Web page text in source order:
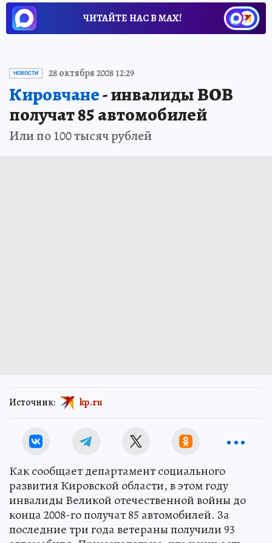
ЧИТАЙТЕ НАС В МАХ!
НОВОСТИ 28 октября 2008 12:29
Кировчане- инвалиды ВОВ
получат 85 автомобилей
Или по 100 тысяч рублей
Источник: kp.ru
Как сообщает департамент социального
развития Кировской области, в этом году
инвалиды Великой отечественной войны до
конца 2008-го получат 85 автомобилей. За
последние три года ветераны получили 93